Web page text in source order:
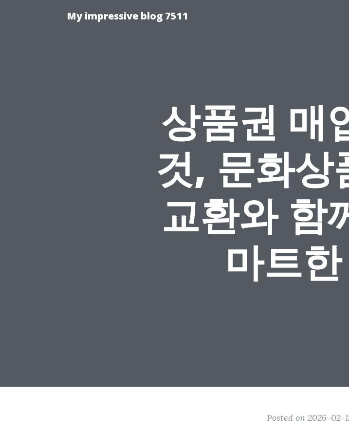
My impressive blog 7511
상품권 매
것, 문화상
교환와 함
마트
Posted on 2026-02-